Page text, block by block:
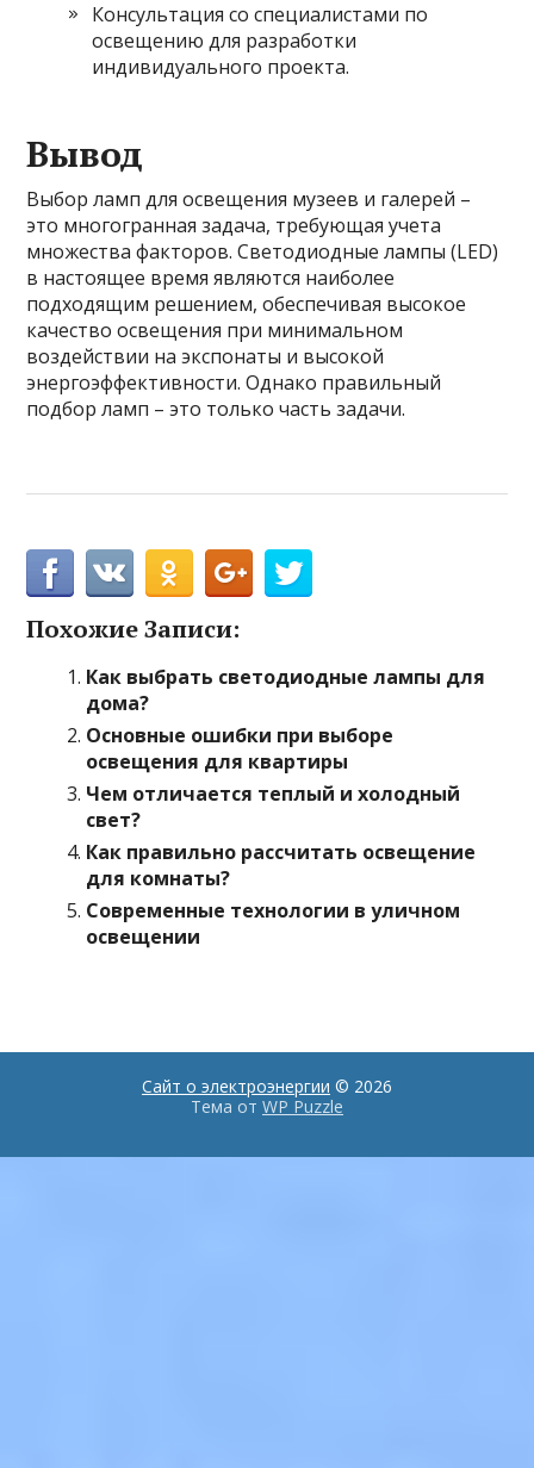
Консультация со специалистами по
освещению для разработки
индивидуального проекта.
Вывод
Выбор ламп для освещения музеев и галерей –
это многогранная задача, требующая учета
множества факторов. Светодиодные лампы (LED)
в настоящее время являются наиболее
подходящим решением, обеспечивая высокое
качество освещения при минимальном
воздействии на экспонаты и высокой
энергоэффективности. Однако правильный
подбор ламп – это только часть задачи.
Похожие Записи:
Как выбрать светодиодные лампы для
дома?
Основные ошибки при выборе
освещения для квартиры
Чем отличается теплый и холодный
свет?
Как правильно рассчитать освещение
для комнаты?
Современные технологии в уличном
освещении
Сайт о электроэнергии © 2026
Тема от WP Puzzle